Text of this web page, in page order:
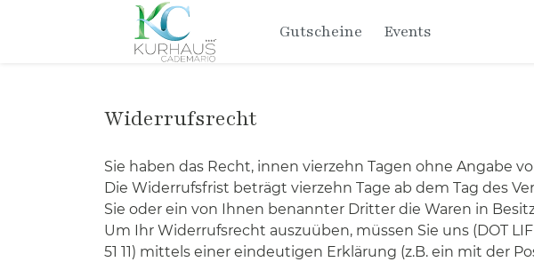
Gutscheine Events
Widerrufsrecht
Sie haben das Recht, innen vierzehn Tagen ohne Angabe
Die Widerrufsfrist beträgt vierzehn Tage ab dem Tag des
Sie oder ein von Ihnen benannter Dritter die Waren in
Um Ihr Widerrufsrecht auszuüben, müssen Sie uns (DOT
51 11) mittels einer eindeutigen Erklärung (z.B. ein mit der